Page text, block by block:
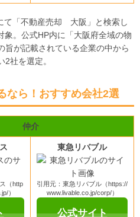
て「不動産売却 大阪」と検索し
象。公式HP内に「大阪府全域の物
旨が記載されている企業の中から
2社を選定。
なら！おすすめ会社2選
仲介
（http
）
東急リバブル
引用元：東急リバブル（https://
www.livable.co.jp/corp/）
公式サイト